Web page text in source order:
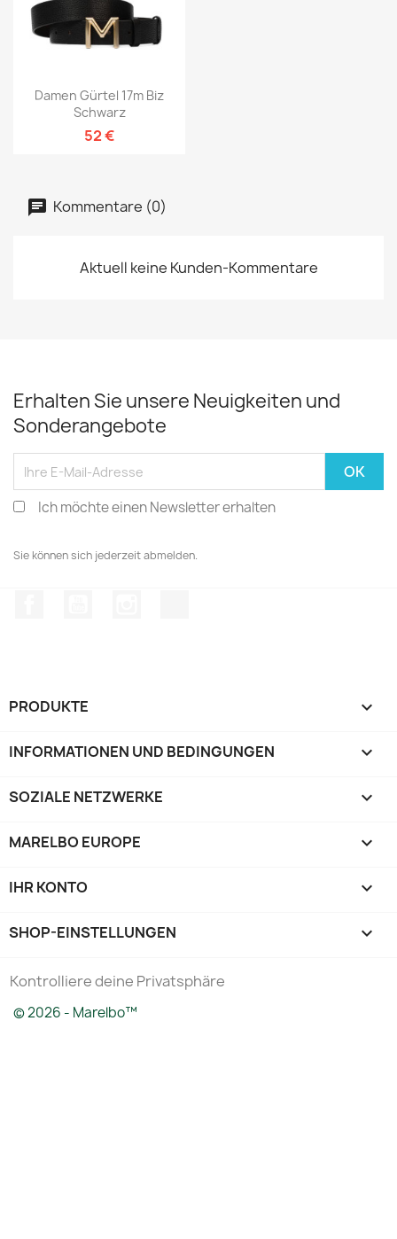
Damen Gürtel 17m Biz
Schwarz
52 €
Kommentare (0)
Aktuell keine Kunden-Kommentare
Erhalten Sie unsere Neuigkeiten und
Sonderangebote
Ich möchte einen Newsletter erhalten
Sie können sich jederzeit abmelden.
PRODUKTE 
INFORMATIONEN UND BEDINGUNGEN 
SOZIALE NETZWERKE 
MARELBO EUROPE 
IHR KONTO 
SHOP-EINSTELLUNGEN keyboard_arrow_down
Kontrolliere deine Privatsphäre
© 2026 - Marelbo™